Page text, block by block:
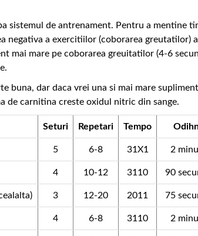
sistemul de antrenament. Pentru a mentine
negativa a exercitiilor (coborarea greutatilor)
mai mare pe coborarea greuitatilor (4-6
buna, dar daca vrei una si mai mare
de carnitina creste oxidul nitric din sange.
Seturi Repetari Tempo
5 6-8 31X1 2
4 10-12 3110 90
3 12-20 2011 75
4 6-8 3110 2